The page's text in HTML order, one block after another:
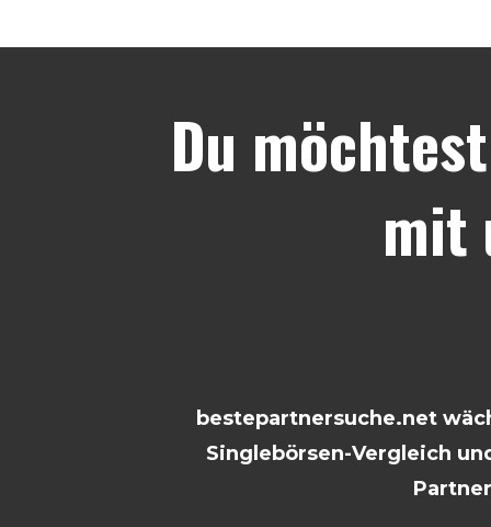
Du
mit
bestepartnersuche.net
Singlebörsen-Vergleich